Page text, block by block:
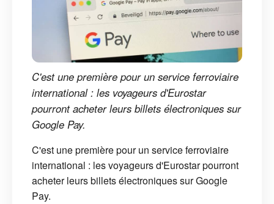
C'est une première pour un service ferroviaire
international : les voyageurs d'Eurostar
pourront acheter leurs billets électroniques sur
Google Pay.
C'est une première pour un service ferroviaire
international : les voyageurs d'Eurostar pourront
acheter leurs billets électroniques sur Google
Pay.